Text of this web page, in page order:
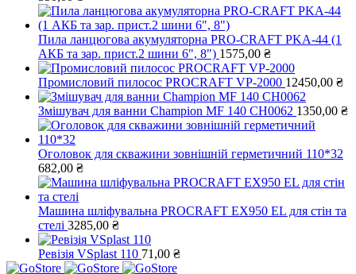
Пила ланцюгова акумуляторна PRO-CRAFT PKA-44 (1
АКБ та зар. прист.2 шини 6", 8") 1575,00 ₴
Промисловий пилосос PROCRAFT VP-2000 12450,00 ₴
Змішувач для ванни Champion MF 140 CH0062 1350,00 ₴
Оголовок для скважини зовнішній герметичний 110*32
682,00 ₴
Машина шліфувальна PROCRAFT EX950 EL для стін та
стелі 3285,00 ₴
Ревізія VSplast 110 71,00 ₴